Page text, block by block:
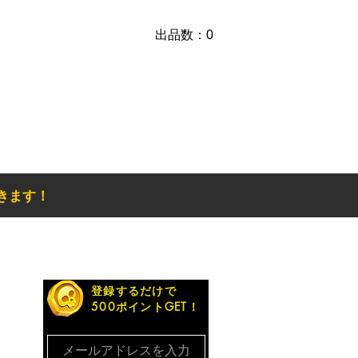
​出品数：0
ます！
登録するだけで
500ポイントGET！